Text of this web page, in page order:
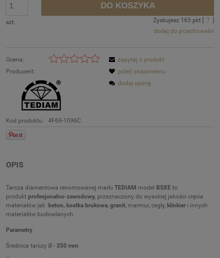
szt.
DO KOSZYKA
Zyskujesz 165 pkt [ ? ]
dodaj do przechowalni
Ocena:
Producent:
Kod produktu: 4F69-1096C
zapytaj o produkt
poleć znajomemu
dodaj opinię
OPIS
Tarcza diamentowa renomowanej marki TEDIAM model BSXE to
produkt profesjonalno-zawodowy, przeznaczony do wysokiej jakości cięcia
materiałów jak beton, kostka brukowa granit , marmur, cegły, klinkier i innych
materiałów budowlanych.
Parametry
Średnica tarczy Ø - 350 mm